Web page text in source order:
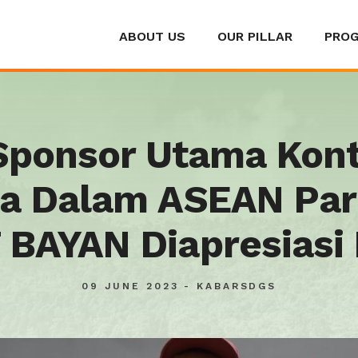
ABOUT US OUR PILLAR
Utama
Dalam ASEAN
09 JUNE 2023 - KABARSDGS